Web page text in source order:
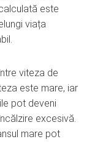
este
viața
viteza de
este mare, iar
pot deveni
excesivă.
mare pot